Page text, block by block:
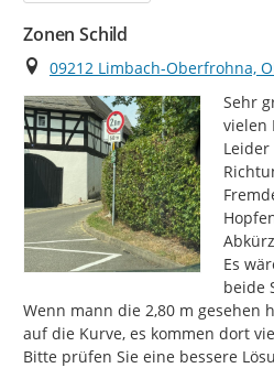
Zonen Schild
Ort
09212 Limbach-Oberfrohna,
Sehr
vielen
Es
beide
Wenn mann die 2,80 m gesehen
auf die Kurve, es kommen dort
Bitte prüfen Sie eine bessere